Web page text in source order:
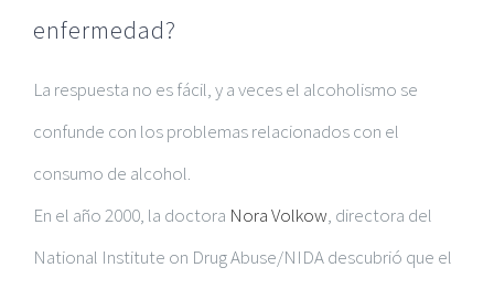
enfermedad?
La respuesta no es fácil, y a vecesel alcoholismo se
confunde con los problemas relacionados con el
consumo de alcohol.
En el año 2000, la doctora Nora Volkow, directora del
National Institute on Drug Abuse/NIDAdescubrió que el